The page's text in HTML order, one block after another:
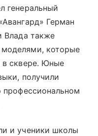
генеральный
Герман
Влада также
которые
в сквере. Юные
получили
профессиональном
и ученики школы